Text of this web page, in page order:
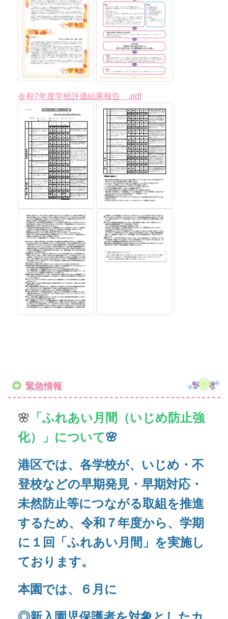
緊急情報
🌸「ふれあい月間（いじめ防止強
化）」について
するため、令和７年度から、学期
に１回「ふれあい月間」を実施し
ております。
◎新入園児保護者を対象としたカ
ウンセラー面接の実施
◎幼児が園生活で困っていること
や嫌なことがないかの聞き取り
を行いました。
各学年、実態に合わせて絵本やイ